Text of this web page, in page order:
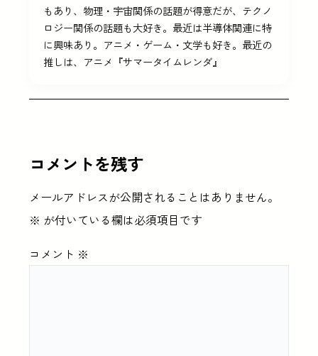
もあり、物理・宇宙関係の話題が得意だが、テクノ
ロジー関係の話題も大好き。最近は半導体関連に特
に興味あり。アニメ・ゲーム・文学も好き。最近の
推しは、アニメ『サマータイムレンダ』
コメントを残す
メールアドレスが公開されることはありません。
※ が付いている欄は必須項目です
コメント ※